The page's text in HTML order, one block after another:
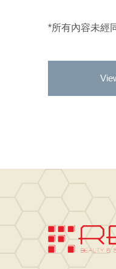
*所有內容未經